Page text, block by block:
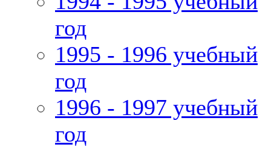
год
1995 - 1996 учебный
год
1996 - 1997 учебный
год